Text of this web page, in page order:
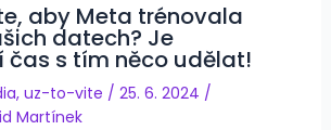
aby Meta trénovala
datech? Je
čas s tím něco udělat!
, uz-to-vite / 25. 6. 2024 /
Martínek